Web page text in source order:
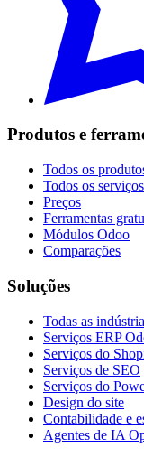
Produtos e
Todos os
Todos os serviços
Preços
Ferramentas
Módulos Odoo
Comparações
Soluções
Todas as
Serviços ERP
Serviços do
Serviços de SEO
Serviços do
Design do site
Contabilidade e
Agentes de IA